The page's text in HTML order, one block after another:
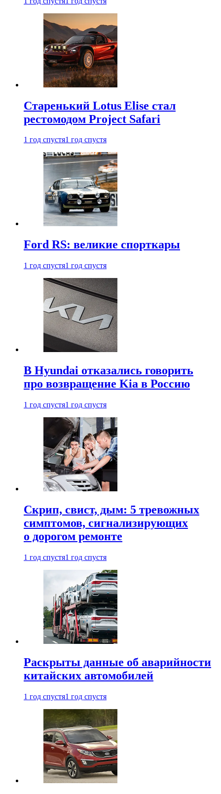
Старенький Lotus Elise стал
рестомодом Project Safari
1 год спустя1 год спустя
Ford RS: великие спорткары
1 год спустя1 год спустя
В Hyundai отказались говорить
про возвращение Kia в Россию
1 год спустя1 год спустя
Скрип, свист, дым: 5 тревожных
симптомов, сигнализирующих
о дорогом ремонте
1 год спустя1 год спустя
Раскрыты данные об аварийности
китайских автомобилей
1 год спустя1 год спустя